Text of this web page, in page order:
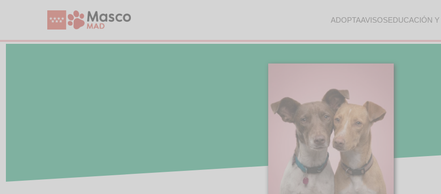
ADOPTAAVISOSEDUCACIÓN